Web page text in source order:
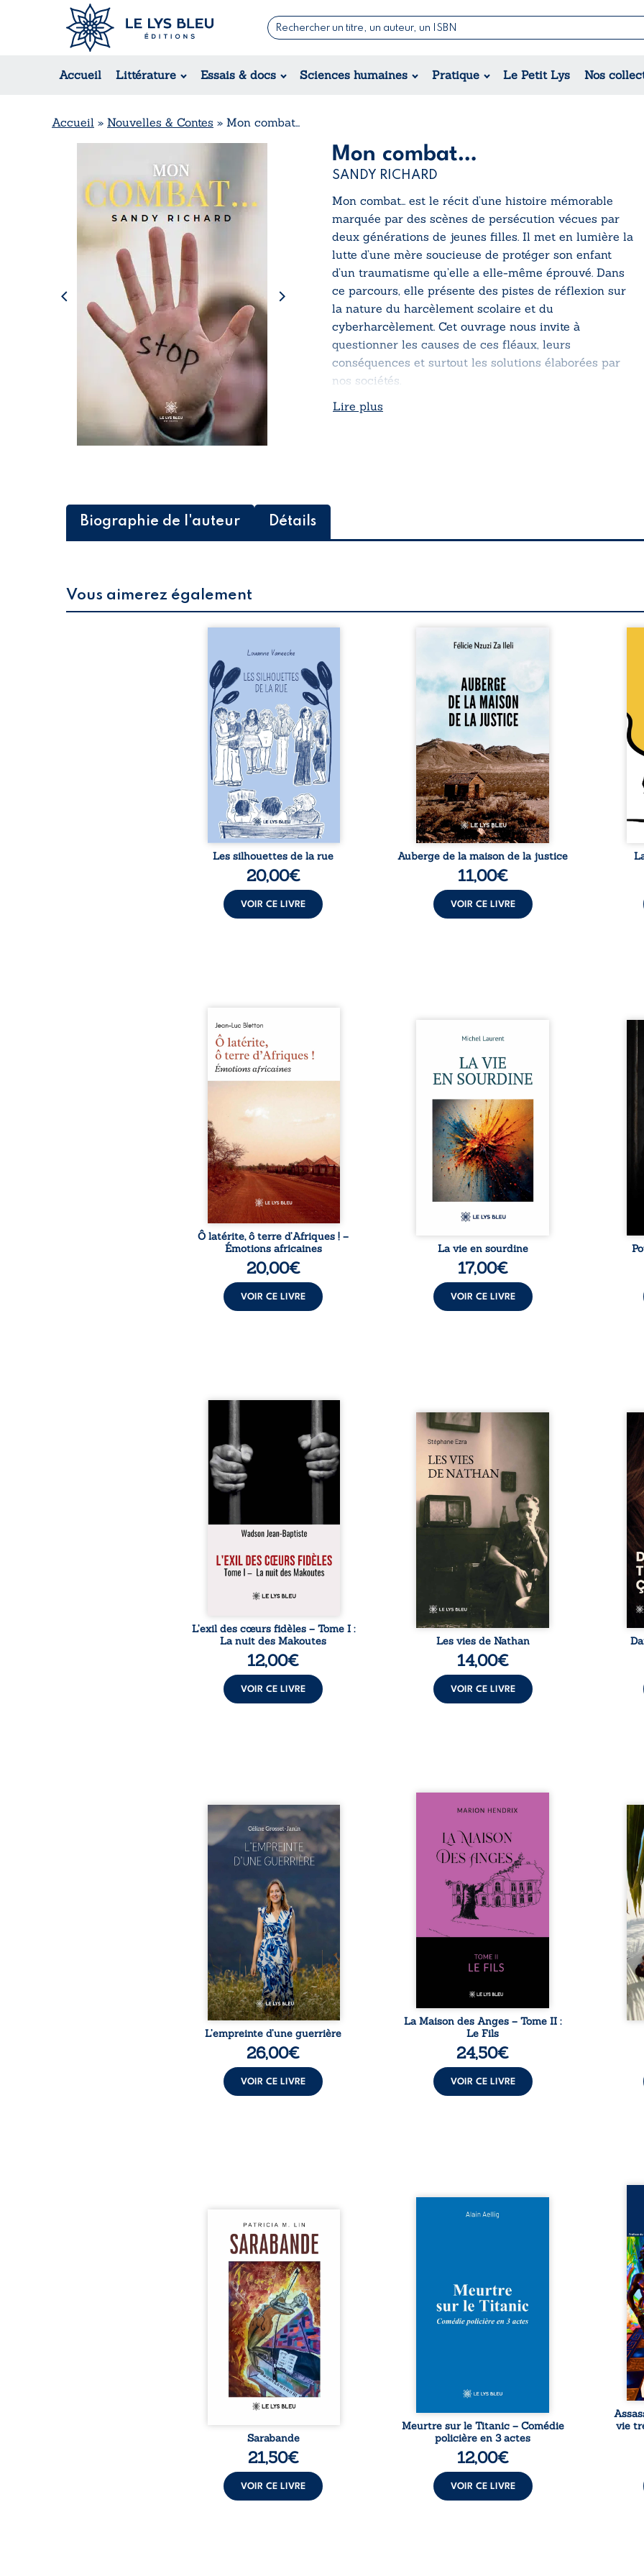
Accueil Littérature Essais & docs Sciences humaines Pratique Le Petit Lys Nos
Romans
Suspense / Thriller / Policier
Romance
Jeunesse
Théâtre
Accueil » Nouvelles & Contes » Mon combat…
Mon combat…
SANDY RICHARD
Mon combat… est le récit d’une histoire mémorable
marquée par des scènes de persécution vécues par
deux générations de jeunes filles. Il met en lumière la
lutte d’une mère soucieuse de protéger son enfant
d’un traumatisme qu’elle a elle-même éprouvé. Dans
ce parcours, elle présente des pistes de réflexion sur
la nature du harcèlement scolaire et du
cyberharcèlement. Cet ouvrage nous invite à
questionner les causes de ces fléaux, leurs
conséquences et surtout les solutions élaborées par
nos sociétés.
Lire plus
Biographie de l'auteur Détails
Vous aimerez également
donne la parole à six
personnages ordinaires,
traversés par des pensées, des
émotions et des silences qui
pourraient appartenir à
chacun de nous. À travers
leurs parcours, ce roman invite
à porter un regard différent
sur celles et ceux qui nous
entourent, à deviner ce qui se
cache derrière les apparences
et à s’ouvrir au fourmillement
sensible de notre ...
Les silhouettes de la rue
20,00€
VOIR CE LIVRE
Auberge de la maison de la
parcours exemplaire de Mbala
Zi Nkuaku Lema Félix.
Magistrat intègre, fervent
défenseur des droits humains
et de l’indépendance
judiciaire, il voit sa carrière de
trente-quatre ans brutalement
brisée par une révocation
arbitraire en 2009, plongeant
sa vie dans un chaos matériel
et moral. À ...
Auberge de la maison de la justice
11,00€
VOIR CE LIVRE
le
Ô latérite, ô terre d’Afriques !
est un hommage poétique et
authentique aux paysages, aux
rencontres et aux émotions
brutes d’un continent en
reconstruction, entre
souvenirs intimes – la pluie à
Namoungou, le baobab de
Zagtouli – aux portraits
marquants – Thomas Sankara,
Hamadoun Dicko, le Vieux
Biokou – l’auteur partage des
instantanés ...
Ô latérite, ô terre d’Afriques ! –
Émotions africaines
20,00€
VOIR CE LIVRE
Nina et Pierre se sont
presque par hasard, et se sont
aimés simplement, persuadés
que la présence de l’autre
suffirait. Ils mènent une
existence modeste, rythmée
par le travail, la fatigue et les
silences. La mort de la mère de
Nina, chez qui ils vivent,
fragilise un équilibre déjà
précaire. Puis vient la
naissance de leur enfant, et le
basculement. ...
La vie en sourdine
17,00€
VOIR CE LIVRE
la
ont
la
« Une nuit suffit parfois pour
briser une famille… mais
certaines fidélités traversent
les années. » Haïti, sous la
dictature des Duvalier. La peur
s’étend jusque dans les
villages les plus reculés. À
Bainet, Jean-Joël Joli mène une
existence paisible avec sa
famille. Chef de section
respecté, il refuse pourtant de
fermer les yeux sur l’injustice.
Mais, dans un ...
L’exil des cœurs fidèles – Tome I :
La nuit des Makoutes
12,00€
VOIR CE LIVRE
Les vies de Nathan est un
recueil de poésie né en trois
la première fois, Stéphane Ezra,
médium, a pu communiquer
avec son père, disparu depuis
plus de vingt ans et qu’il n’a
jamais connu. De ce dialogue
par-delà la mort naissent des
poèmes qui retracent une vie
marquée par la Seconde
Guerre mondiale, une identité
juive brisée, la guerre ...
Les vies de Nathan
14,00€
VOIR CE LIVRE
À
ce
Que reste-t-il de l’enfance
lorsque la maladie impose ses
propres règles ? L’empreinte
d’une guerrière livre, sans
détour, le récit d’un quotidien
bouleversé par la maladie
chronique, l’errance médicale
et de longues hospitalisations.
L’auteure y raconte ce que les
dossiers médicaux taisent : la
peur, l’isolement, l’épuisement
et le sentiment de ne pas ...
L’empreinte d’une guerrière
26,00€
VOIR CE LIVRE
Nous sommes en 1979, soit 15
patriarche Anatole-Eustache.
La famille devra affronter non
seulement un inconnu qui rôde
autour du domaine et dont
Firmin, le fidèle majordome,
redoute les visites, le passé
encombrant d’Anatole-
Eustache, la malédiction
familiale, mais aussi la toute-
puissance de Gauthier. Mais
comment dompter cet enfant
avant qu’il ...
La Maison des Anges – Tome II :
Le Fils
24,50€
VOIR CE LIVRE
Au
eux,
Aux chants crépitants de l’été,
Sous le silence ouaté de la
neige en hiver, Au cours de
nuits pâles, Dans la clarté
bienveillante de la lune, Rêves,
pensées, révoltes et espoirs…
Des mots s’assemblent, colorés,
rebelles aux règles de la
poésie, mais chantant en
rythme. Ils forment une
sarabande, passionnée souvent,
Sarabande
21,50€
VOIR CE LIVRE
Et si le naufrage n’avait pas
les profondeurs de l’Atlantique.
Sept décennies plus tard, la
découverte de l’épave fait
resurgir un secret que l’on
Meurtre sur le Titanic – Comédie
policière en 3 actes
12,00€
VOIR CE LIVRE
La
de
qui
vie